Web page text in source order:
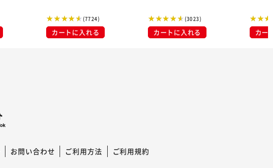
布
(7724)
カートに入れる
(3023)
カートに入れる カー
お問い合わせ ご利用方法 ご利用規約